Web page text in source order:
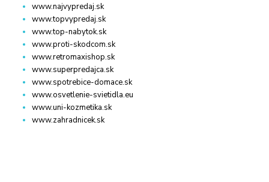
www.najvypredaj.sk
www.topvypredaj.sk
www.top-nabytok.sk
www.proti-skodcom.sk
www.retromaxishop.sk
www.superpredajca.sk
www.spotrebice-domace.sk
www.osvetlenie-svietidla.eu
www.uni-kozmetika.sk
www.zahradnicek.sk